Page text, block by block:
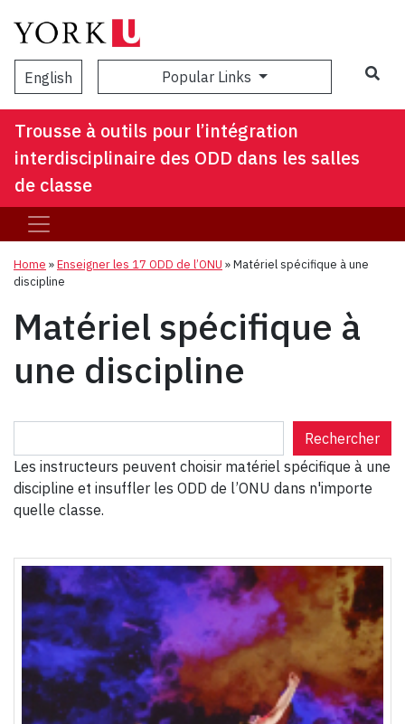
English Popular Links
Trousse à outils pour l’intégration
interdisciplinaire des ODD dans les salles
de classe
Home »Enseigner les 17 ODD de l’ONU »Matériel spécifique à une
discipline
Matériel spécifique à
une discipline
e
c
h
e
c
Rechercher
Les instructeurs peuvent choisir matériel spécifique à une
discipline et insuffler les ODD de l’ONU dans n'importe
quelle classe.